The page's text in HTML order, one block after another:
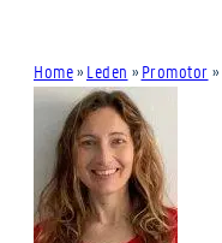
Home» Leden » Promotor »